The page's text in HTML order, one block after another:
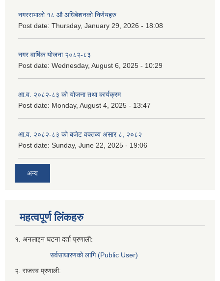
नगरसभाको १८ औ अधिबेशनको निर्णयहरु
Post date: Thursday, January 29, 2026 - 18:08
नगर वार्षिक योजना २०८२-८३
Post date: Wednesday, August 6, 2025 - 10:29
आ.व. २०८२-८३ को योजना तथा कार्यक्रम
Post date: Monday, August 4, 2025 - 13:47
आ.व. २०८२-८३ को बजेट वक्तव्य असार ८, २०८२
Post date: Sunday, June 22, 2025 - 19:06
अन्य
महत्वपूर्ण लिंकहरु
१. अनलाइन घटना दर्ता प्रणाली:
सर्वसाधारणको लागि (Public User)
२. राजस्व प्रणाली: